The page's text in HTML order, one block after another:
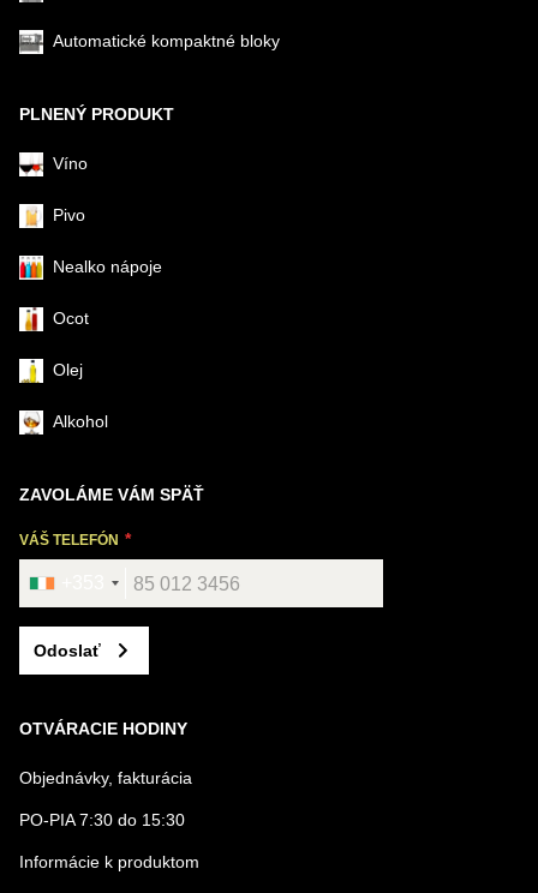
Automatické kompaktné bloky
PLNENÝ PRODUKT
Víno
Pivo
Nealko nápoje
Ocot
Olej
Alkohol
ZAVOLÁME VÁM SPÄŤ
VÁŠ TELEFÓN
Odoslať
OTVÁRACIE HODINY
Objednávky, fakturácia
PO-PIA 7:30 do 15:30
Informácie k produktom